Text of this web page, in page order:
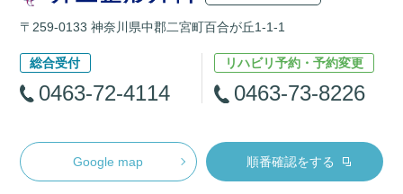
〒259-0133 神奈川県中郡二宮町百合が丘1-1-1
総合受付
0463-72-4114
リハビリ予約・予約変更
0463-73-8226
Google map 順番確認をする